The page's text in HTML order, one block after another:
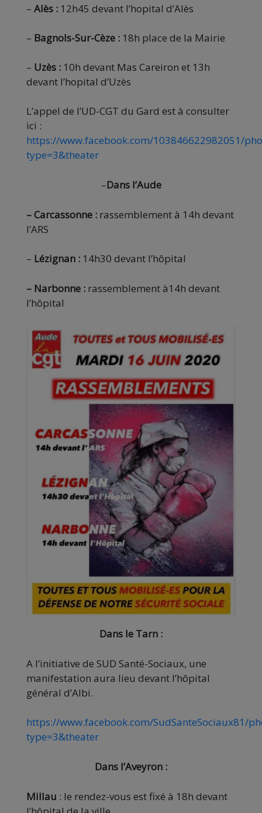
– Alès : 12h45 devant l’hopital d’Alès
– Bagnols-Sur-Cèze : 18h place de la Mairie
– Uzès : 10h devant Mas Careiron et 13h
devant l’hopital d’Uzès
L’appel de l’UD-CGT du Gard est à consulter
ici :
https://www.facebook.com/103846622982051/
type=3&theater
–Dans l’Aude
– Carcassonne : rassemblement à 14h devant
l’ARS
– Lézignan : 14h30 devant l’hôpital
– Narbonne : rassemblement à14h devant
l’hôpital
Dans le Tarn :
A l’initiative de SUD Santé-Sociaux, une
manifestation aura lieu devant l’hôpital
général d’Albi.
https://www.facebook.com/SudSanteSociaux81/
type=3&theater
Dans l’Aveyron :
Millau : le rendez-vous est fixé à 18h devant